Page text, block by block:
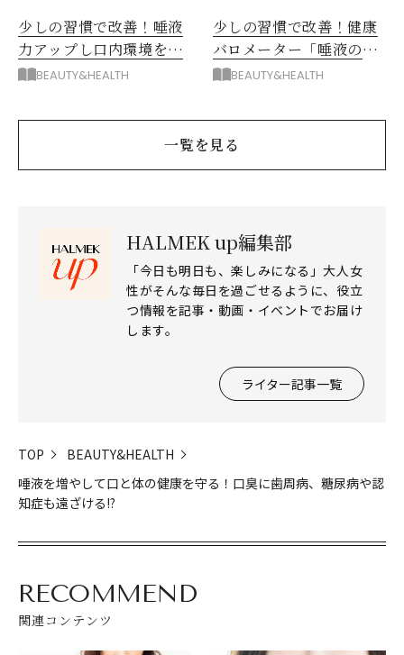
少しの習慣で改善！唾液
力アップし口内環境を整
える歯磨き術＆生活習慣
BEAUTY&HEALTH
少しの習慣で改善！健康
バロメーター「唾液の
量」の増やし方
BEAUTY&HEALTH
一覧を見る
HALMEK up編集部
「今日も明日も、楽しみになる」大人女
性がそんな毎日を過ごせるように、役立
つ情報を記事・動画・イベントでお届け
します。
ライター記事一覧
TOP
BEAUTY&HEALTH
唾液を増やして口と体の健康を守る！口臭に歯周病、糖尿病や認
知症も遠ざける!?
RECOMMEND
関連コンテンツ